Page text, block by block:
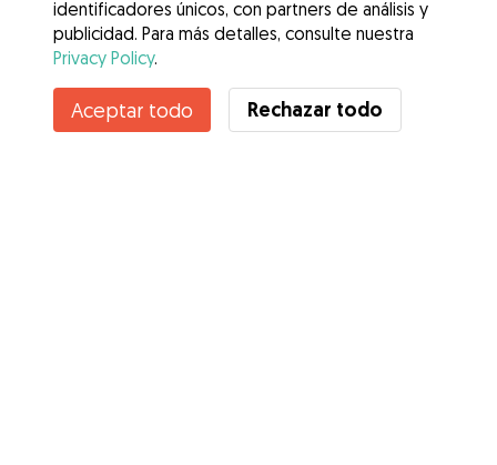
¿Conoces los Beneficios de Gudog? Ver más
identificadores únicos, con partners de análisis y
publicidad. Para más detalles, consulte nuestra
Privacy Policy.
Aceptar todo Rechazar todo